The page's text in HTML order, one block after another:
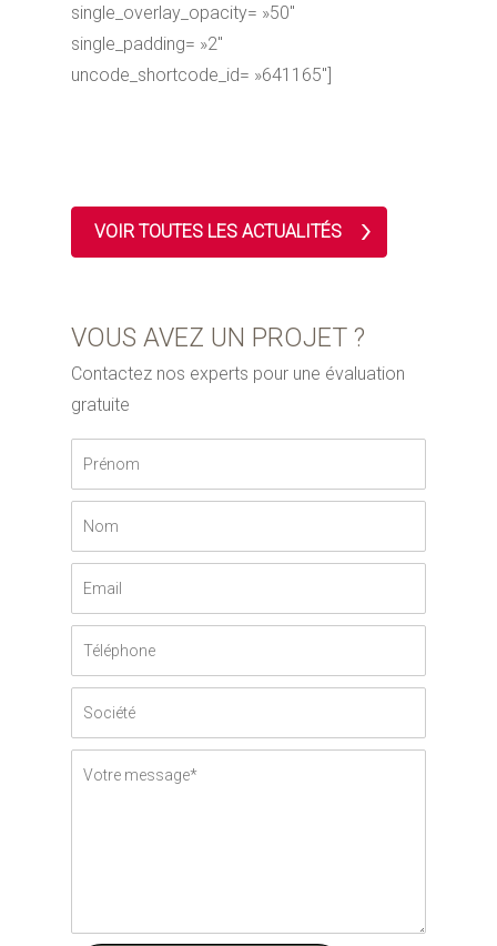
single_overlay_opacity= »50″
single_padding= »2″
uncode_shortcode_id= »641165″]
VOIR TOUTES LES ACTUALITÉS
VOUS AVEZ UN PROJET ?
Contactez nos experts pour une évaluation
gratuite